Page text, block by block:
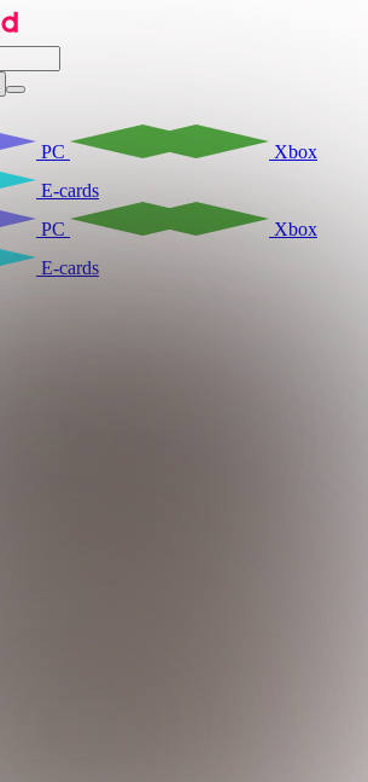
PC
Xbox
E-cards
PC
Xbox
E-cards